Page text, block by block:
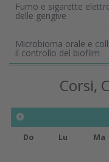
Fumo e sigarette
delle gengive
Microbioma orale e
il controllo del biofilm
Corsi,
Do Lu Ma